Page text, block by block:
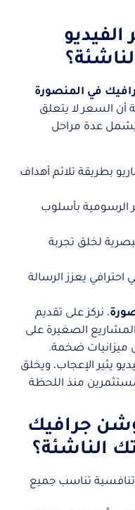
في المنصورة
أن السعر لا يتعلق
يشمل عدة مراحل
بطريقة تلائم أهداف
بأسلوب
لخلق تجربة
يعزز الرسالة
، نركز على تقديم
الصغيرة على
ميزانيات ضخمة.
يثير الإعجاب، ويخلق
منذ اللحظة
جرافيك
الناشئة؟
تنافسية تناسب جميع